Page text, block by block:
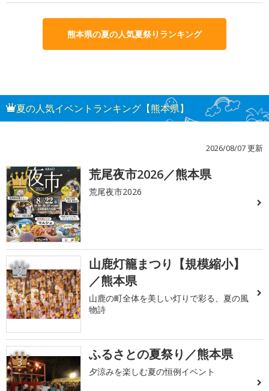
熊本県の夏の人気夏祭りランキング
夏の人気イベントランキング【熊本県】
2026/08/07 更新
1 荒尾夜市2026／熊本県
荒尾夜市2026
2
山鹿灯籠まつり【規模縮小】
／熊本県
山鹿の町全体を美しい灯りで彩る、夏の風
物詩
3 ふるさとの夏祭り／熊本県
夕涼みを楽しむ夏の恒例イベント